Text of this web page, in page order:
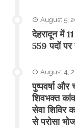
August 5,
​देहरादून में
559 पदों पर
August 4,
पुष्पवर्षा
शिवभक्त
सेवा शिविर
से परोसा